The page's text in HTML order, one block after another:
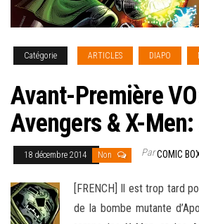
Catégorie ARTICLES DIAPO
Avant-Première
Avengers & X-
18 décembre 2014 Non ParCOMIC
[FRENCH] Il est trop tard
de la bombe mutante